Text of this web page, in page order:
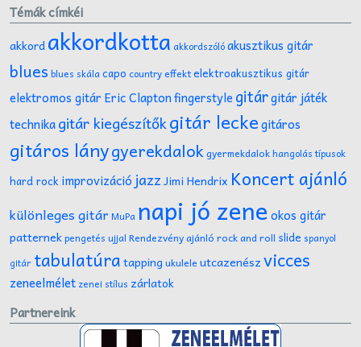
Témák címkéi
akkordakkordkotta akkordszólóakusztikus gitár
blues blues skálacapo country effektelektroakusztikus gitár
elektromos gitár Eric Claptonfingerstyle gitárgitár játék
technikagitár kiegészítőkgitár leckegitáros
gitáros lánygyerekdalokgyermekdalokhangolás típusok
hard rock improvizáció jazzJimi Hendrix Koncert ajánló
különleges gitár MuPa napi jó zene okos gitár
patternekpengetés ujjal Rendezvény ajánló rock and roll slide spanyol
gitár tabulatúratapping ukulele utcazenészvicces
zeneelmélet zenei stílus zárlatok
Partnereink